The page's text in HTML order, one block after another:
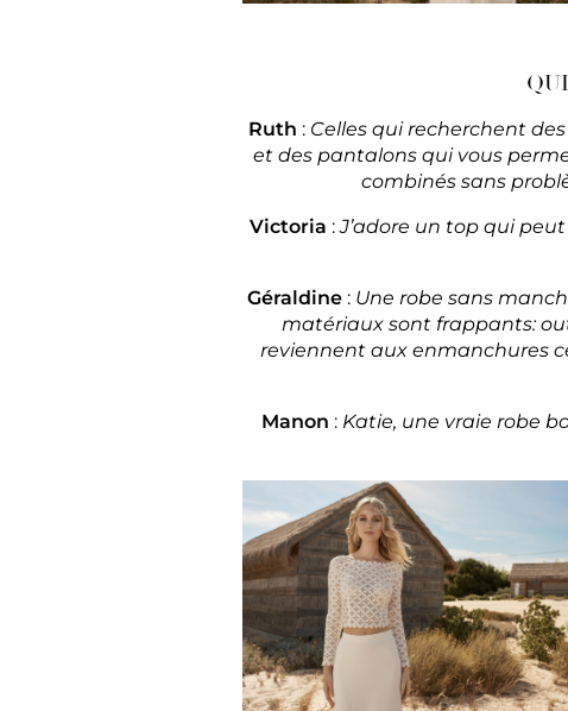
Ruth : Celles qui recherchent
et des pantalons qui vous
combinés sans
Victoria :J’adore un top qui
Géraldine:Une robe sans
matériaux sont frappants:
reviennent aux enmanchures
Manon : Katie, une vraie robe